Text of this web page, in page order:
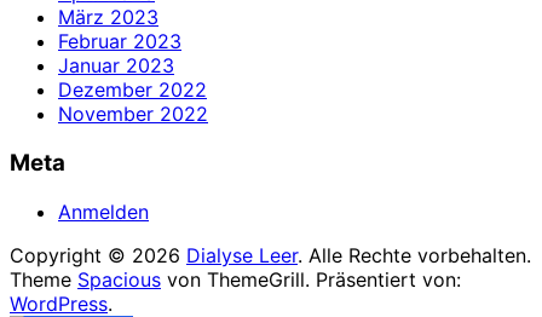
März 2023
Februar 2023
Januar 2023
Dezember 2022
November 2022
Meta
Anmelden
Copyright © 2026 Dialyse Leer. Alle Rechte vorbehalten.
Theme Spacious von ThemeGrill. Präsentiert von:
WordPress.